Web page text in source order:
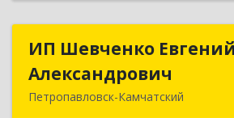
ИП Шевченко Евгений
Александрович
Петропавловск-Камчатский
ИП